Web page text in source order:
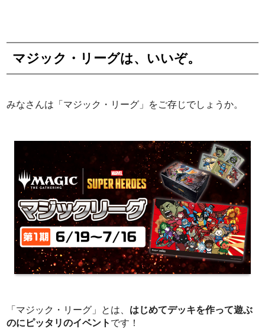
マジック・リーグは、いいぞ。
みなさんは「マジック・リーグ」をご存じでしょうか。
「マジック・リーグ」とは、 はじめてデッキを作って遊ぶ
のにピッタリのイベント です！